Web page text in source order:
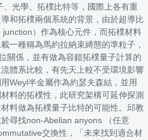
光學、拓樸比特等，國際上各有重
和拓樸兩個系統的背景，由於超導比
）作為核心元件，而拓樸材料
一種稱為馬約拉納束縛態的準粒子，
關係，並有做為容錯拓樸量子計算的
體系比較，有先天上較不受環境影響
Weyl半金屬作為約瑟夫森結，並用
料的拓樸性，此研究架構可延伸探測
料做為拓樸量子比特的可能性。邱教
尋找non-Abelian anyons （任意
交換性，「未來找到適合材